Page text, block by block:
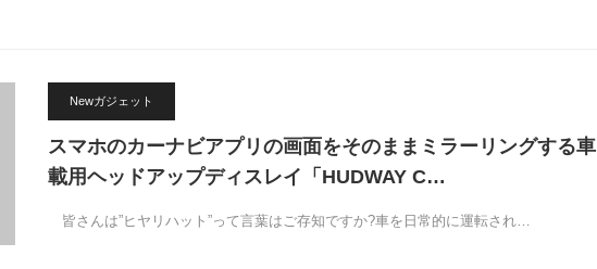
Newガジェット
スマホのカーナビアプリの画面をそのままミラーリングする車
載用ヘッドアップディスレイ「HUDWAY C…
皆さんは”ヒヤリハット”って言葉はご存知ですか?車を日常的に運転され…